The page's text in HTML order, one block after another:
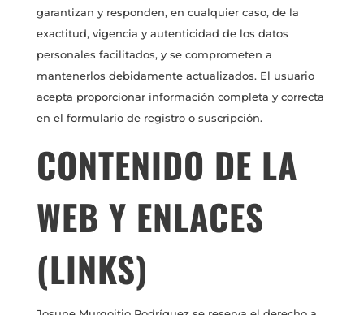
garantizan y responden, en cualquier caso, de la
exactitud, vigencia y autenticidad de los datos
personales facilitados, y se comprometen a
mantenerlos debidamente actualizados. El usuario
acepta proporcionar información completa y correcta
en el formulario de registro o suscripción.
CONTENIDO DE LA
WEB Y ENLACES
(LINKS)